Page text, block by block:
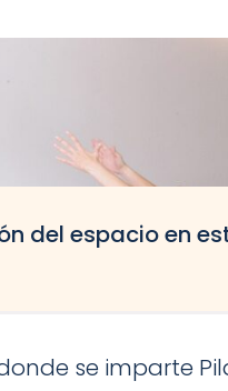
del espacio en
se imparte